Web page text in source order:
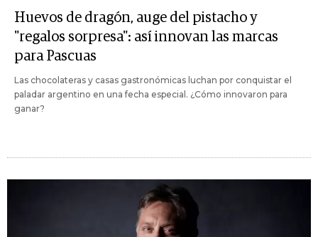
Huevos de dragón, auge del pistacho y
"regalos sorpresa": así innovan las marcas
para Pascuas
Las chocolateras y casas gastronómicas luchan por conquistar el
paladar argentino en una fecha especial. ¿Cómo innovaron para
ganar?